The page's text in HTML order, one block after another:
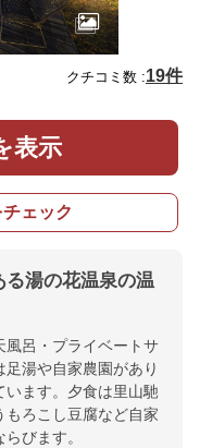
クチコミ数 :19件
表示
ェック
湯の花温泉の温
風呂・プライベートサ
湯や自家農園があり
います。夕食は里山馳
もろこし豆腐など自家
びます。